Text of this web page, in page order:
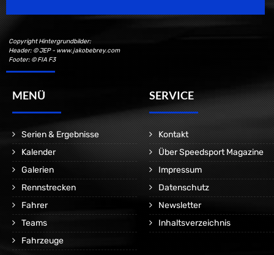
Copyright Hintergrundbilder:
Header: © JEP - www.jakobebrey.com
Footer: © FIA F3
MENÜ
Serien & Ergebnisse
Kalender
Galerien
Rennstrecken
Fahrer
Teams
Fahrzeuge
SERVICE
Kontakt
Über Speedsport Magazine
Impressum
Datenschutz
Newsletter
Inhaltsverzeichnis